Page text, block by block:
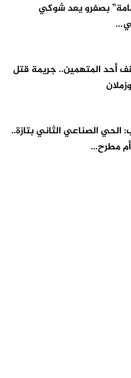
بصفرو يعد شوكي
أحد المتهمين.. جريمة قتل
الحي الصناعي الثاني بتازة..
مطرح…